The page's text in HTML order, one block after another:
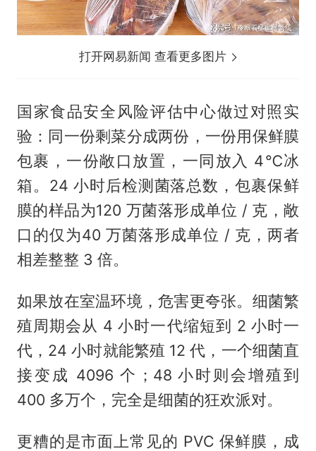
打开网易新闻 查看更多图片
国家食品安全风险评估中心做过对照实
验：同一份剩菜分成两份，一份用保鲜膜
包裹，一份敞口放置，一同放入 4℃冰
箱。24 小时后检测菌落总数，包裹保鲜
膜的样品为120 万菌落形成单位 / 克，敞
口的仅为40 万菌落形成单位 / 克，两者
相差整整 3 倍。
如果放在室温环境，危害更夸张。细菌繁
殖周期会从 4 小时一代缩短到 2 小时一
代，24 小时就能繁殖 12 代，一个细菌直
接变成 4096 个；48 小时则会增殖到
400 多万个，完全是细菌的狂欢派对。
更糟的是市面上常见的 PVC 保鲜膜，成